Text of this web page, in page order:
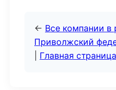
← Все компании в
Приволжский
Главная страница